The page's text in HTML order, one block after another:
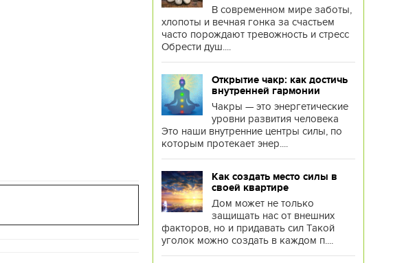
В современном мире заботы,
хлопоты и вечная гонка за счастьем
часто порождают тревожность и стресс
Обрести душ....
Открытие чакр: как достичь
внутренней гармонии
Чакры — это энергетические
уровни развития человека
Это наши внутренние центры силы, по
которым протекает энер....
Как создать место силы в
своей квартире
Дом может не только
защищать нас от внешних
факторов, но и придавать сил Такой
уголок можно создать в каждом п....